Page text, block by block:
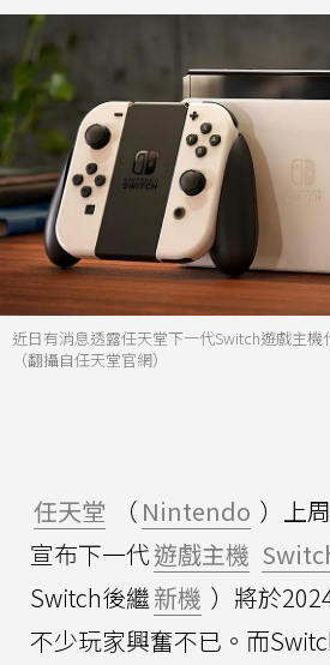
近日有消息透露任天堂下一代Switch遊戲主機
（翻攝自任天堂官網）
任天堂 （ Nintendo ）上
宣布下一代遊戲主機
Switch後繼新機 ）將於
不少玩家興奮不已。而